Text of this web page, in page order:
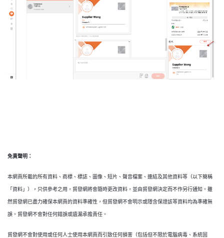
免責聲明：
本網頁所載的所有資料、商標、標誌、圖像、短片、聲音檔案、連結及其他資料等（以下簡稱
「資料」），只供參考之用，貿發網將會隨時更改資料，並由貿發網決定而不作另行通知。雖
然貿發網已盡力確保本網頁的資料準確性，但貿發網不會明示或隱含保證該等資料均為準確無
誤。貿發網不會對任何錯誤或遺漏承擔責任。
貿發網不會對使用或任何人士使用本網頁而引致任何損害（包括但不限於電腦病毒、系統固